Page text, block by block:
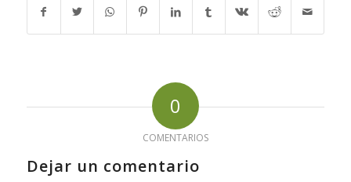
0
COMENTARIOS
Dejar un comentario